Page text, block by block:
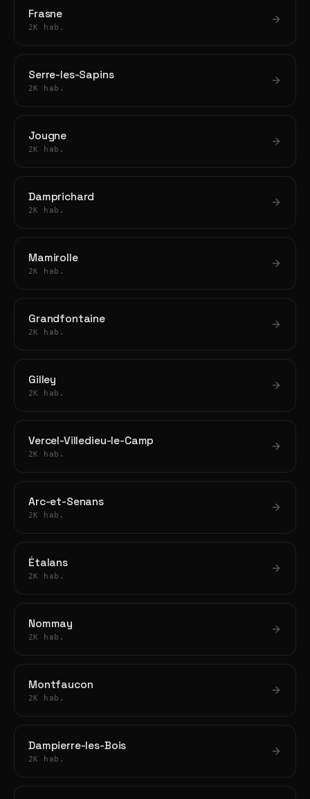
Frasne
2K hab.
Serre-les-Sapins
2K hab.
Jougne
2K hab.
Damprichard
2K hab.
Mamirolle
2K hab.
Grandfontaine
2K hab.
Gilley
2K hab.
Vercel-Villedieu-le-Camp
2K hab.
Arc-et-Senans
2K hab.
Étalans
2K hab.
Nommay
2K hab.
Montfaucon
2K hab.
Dampierre-les-Bois
2K hab.